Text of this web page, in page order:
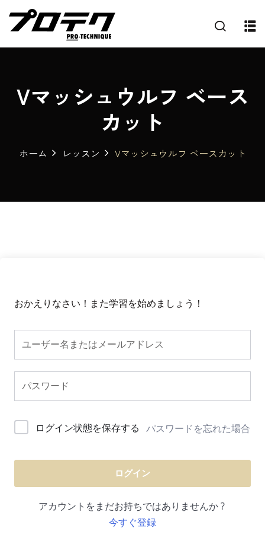
Vマッシュウルフ ベース
カット
ホーム レッスン Vマッシュウルフ ベースカット
おかえりなさい！また学習を始めましょう！
ログイン状態を保存する パスワードを忘れた場合
ログイン
アカウントをまだお持ちではありませんか ?
今すぐ登録